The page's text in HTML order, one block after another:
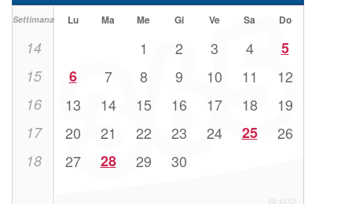
Settimana Lu Ma Me Gi Ve Sa Do
14 1 2 3 4 5
15 6 7 8 9 10 11 12
16 13 14 15 16 17 18 19
17 20 21 22 23 24 25 26
18 27 28 29 30